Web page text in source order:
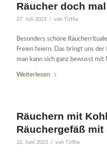
Räucher doch
27. Juli 2023 / von Tirtha
Besonders schöne
Freien feiern. Das bringt uns
man kann sich ganz bewusst
Weiterlesen
Räuchern mit
Räuchergefäß
22. Juni 2023 / von Tirtha